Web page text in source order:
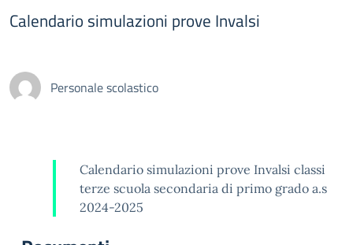
Calendario simulazioni prove Invalsi
Personale scolastico
Calendario simulazioni prove Invalsi classi
terze scuola secondaria di primo grado a.s
2024-2025